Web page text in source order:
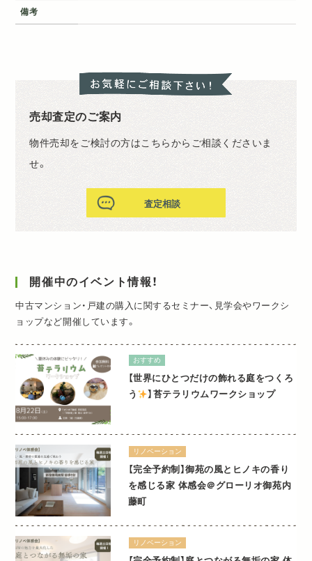
備考
売却査定のご案内
物件売却をご検討の方はこちらからご相談くださいま
せ。
査定相談
開催中のイベント情報！
中古マンション・戸建の購入に関するセミナー、見学会やワークシ
ョップなど開催しています。
おすすめ
【世界にひとつだけの飾れる庭をつくろ
う
】苔テラリウムワークショップ
リノベーション
【完全予約制】御苑の風とヒノキの香り
を感じる家 体感会＠グローリオ御苑内
藤町
リノベーション